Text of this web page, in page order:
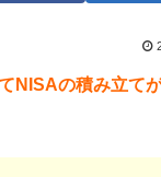
NISAの積み立て